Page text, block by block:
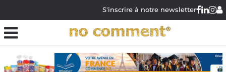
S'inscrire à notre newsletter